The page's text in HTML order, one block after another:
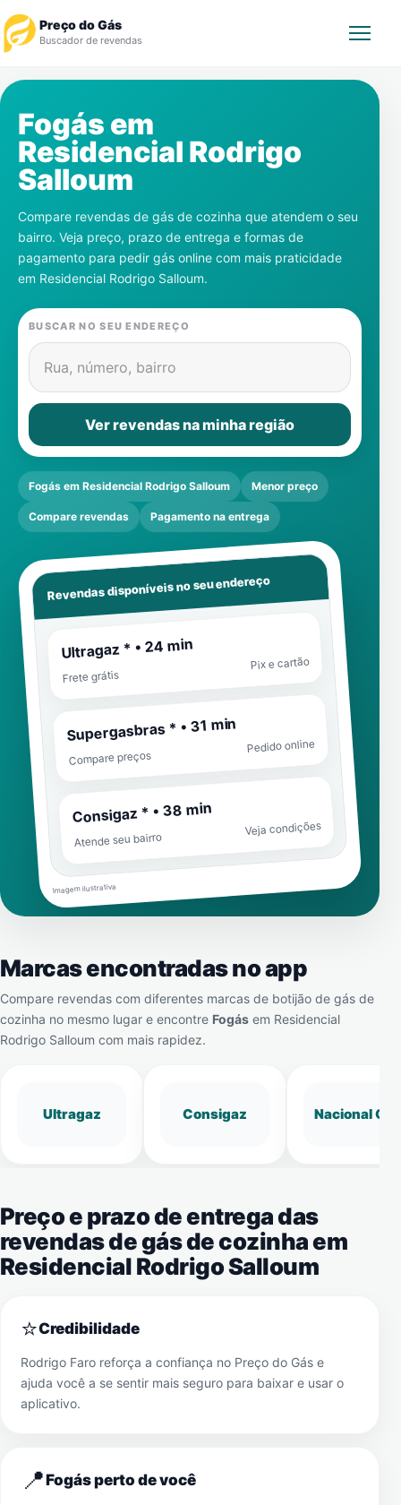
Preço do Gás
Buscador de revendas
Revendedor
Notícias
Cadastre-se
Gás
Contatos
Fogás em
Residencial Rodrigo
Salloum
Compare revendas de gás de cozinha que atendem o seu
bairro. Veja preço, prazo de entrega e formas de
pagamento para pedir gás online com mais praticidade
em Residencial Rodrigo Salloum.
BUSCAR NO SEU ENDEREÇO
Rua, número, bairro
Ver revendas na minha região
Fogás em Residencial Rodrigo Salloum Menor preço
Compare revendas Pagamento na entrega
Revendas disponíveis no seu endereço
Ultragaz * • 24 min
Frete grátis
Pix e cartão
Supergasbras * • 31 min
Compare preços
Pedido online
Consigaz * • 38 min
Atende seu bairro
Veja condições
Imagem ilustrativa
Marcas encontradas no app
Compare revendas com diferentes marcas de botijão de gás de
cozinha no mesmo lugar e encontre Fogás em Residencial
Rodrigo Salloum com mais rapidez.
Ultragaz Consigaz Nacional Gás
Preço e prazo de entrega das
revendas de gás de cozinha em
Residencial Rodrigo Salloum
⭐Credibilidade
Rodrigo Faro reforça a confiança no Preço do Gás e
ajuda você a se sentir mais seguro para baixar e usar o
aplicativo.
📍Fogás perto de você